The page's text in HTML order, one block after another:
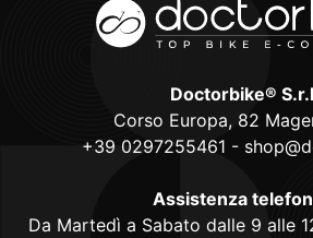
Doctorbike®
Corso Europa, 82
+39 0297255461 -
Assistenza
Da Martedì a Sabato dalle 9 alle